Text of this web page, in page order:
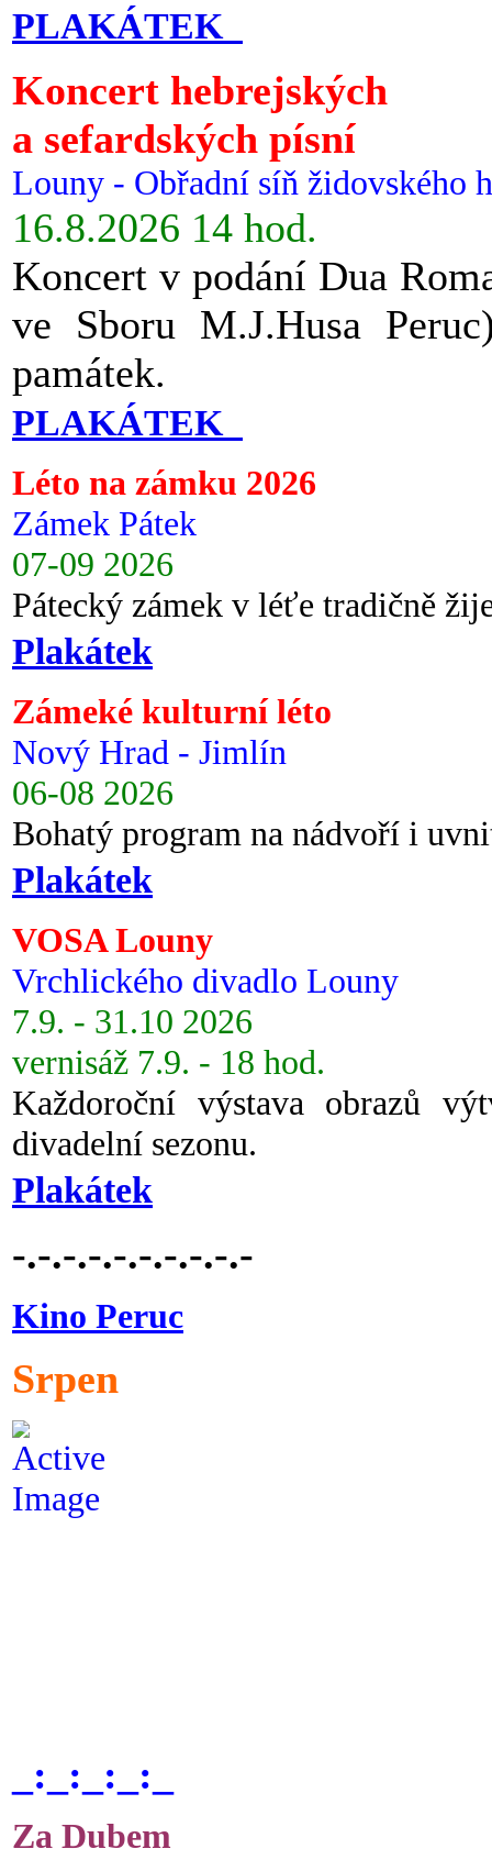
PLAKÁTEK
Koncert hebrejských
a sefardských písní
Louny - Obřadní síň židovského
16.8.2026 14 hod.
Koncert v podání Dua
ve Sboru M.J.Husa
památek.
PLAKÁTEK
Léto na zámku 2026
Zámek Pátek
07-09 2026
Pátecký zámek v léťe tradičně
Plakátek
Zámeké kulturní léto
Nový Hrad - Jimlín
06-08 2026
Bohatý program na nádvoří i
Plakátek
VOSA Louny
Vrchlického divadlo Louny
7.9. - 31.10 2026
vernisáž 7.9. - 18 hod.
Každoroční výstava obrazů
divadelní sezonu.
Plakátek
-.-.-.-.-.-.-.-.-.-
Kino Peruc
Srpen
_:_:_:_:_
Za Dubem